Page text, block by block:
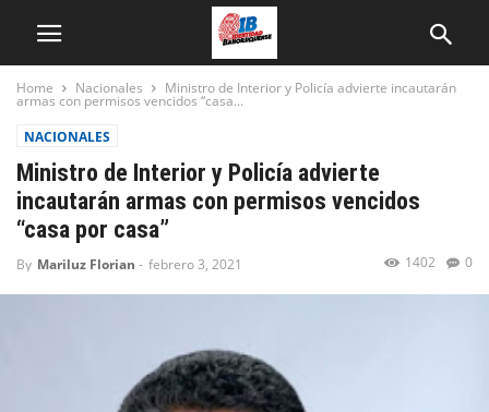
Home Nacionales Ministro de Interior y Policía advierte incautarán
armas con permisos vencidos “casa...
NACIONALES
Ministro de Interior y Policía advierte
incautarán armas con permisos vencidos
“casa por casa”
By Mariluz Florian - febrero 3, 2021 0
1402